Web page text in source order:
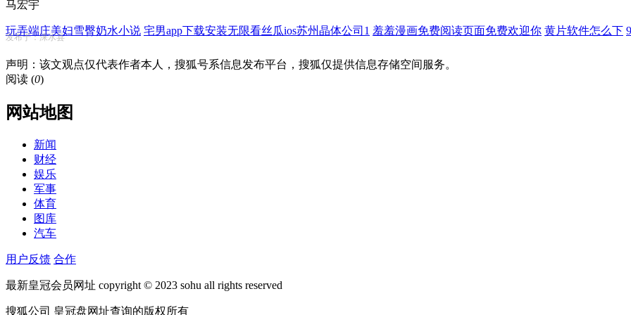
马宏宇
玩弄端庄美妇雪臀奶水小说 宅男app下载安装无限看丝瓜ios苏州晶体公司1 羞羞漫画免费阅读页面免费欢迎你 黄片软件怎么下
发布于：涞水县
声明：该文观点仅代表作者本人，搜狐号系信息发布平台，搜狐仅提供信息存储空间服务。
阅读 (0)
网站地图
新闻
财经
娱乐
军事
体育
图库
汽车
用户反馈 合作
最新皇冠会员网址 copyright © 2023 sohu all rights reserved
搜狐公司 皇冠盘网址查询的版权所有